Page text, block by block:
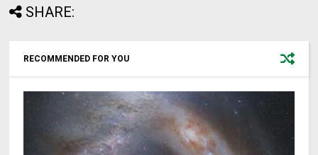
SHARE:
RECOMMENDED FOR YOU